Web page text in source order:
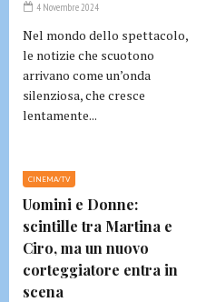
4 Novembre 2024
Nel mondo dello spettacolo,
le notizie che scuotono
arrivano come un’onda
silenziosa, che cresce
lentamente...
CINEMA/TV
Uomini e Donne:
scintille tra Martina e
Ciro, ma un nuovo
corteggiatore entra in
scena